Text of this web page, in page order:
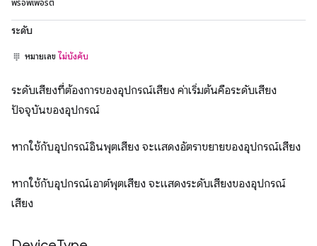
พร็อพเพอร์ตี้
ระดับ
หมายเลข ไม่บังคับ
ระดับเสียงที่ต้องการของอุปกรณ์เสียง ค่าเริ่มต้นคือระดับเสียง
ปัจจุบันของอุปกรณ์
หากใช้กับอุปกรณ์อินพุตเสียง จะแสดงอัตราขยายของอุปกรณ์เสียง
หากใช้กับอุปกรณ์เอาต์พุตเสียง จะแสดงระดับเสียงของอุปกรณ์
เสียง